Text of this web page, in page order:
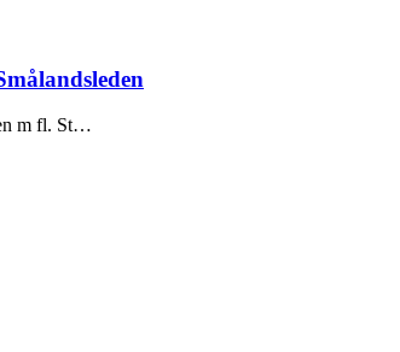
m fl. St…